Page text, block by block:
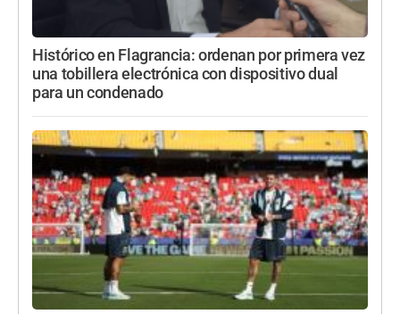
Histórico en Flagrancia: ordenan por primera vez
una tobillera electrónica con dispositivo dual
para un condenado